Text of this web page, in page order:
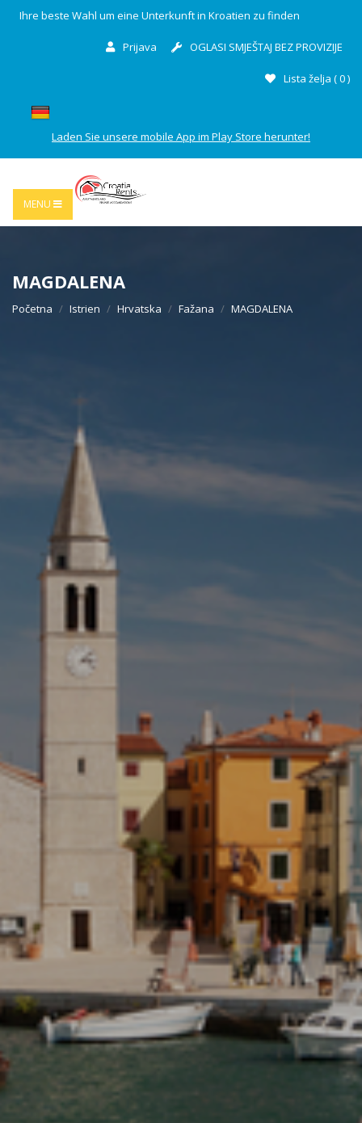
Ihre beste Wahl um eine Unterkunft in Kroatien zu finden
Prijava OGLASI SMJEŠTAJ BEZ PROVIZIJE
Lista želja (0)
Laden Sie unsere mobile App im Play Store herunter!
MENU
MAGDALENA
Početna Istrien Hrvatska Fažana MAGDALENA